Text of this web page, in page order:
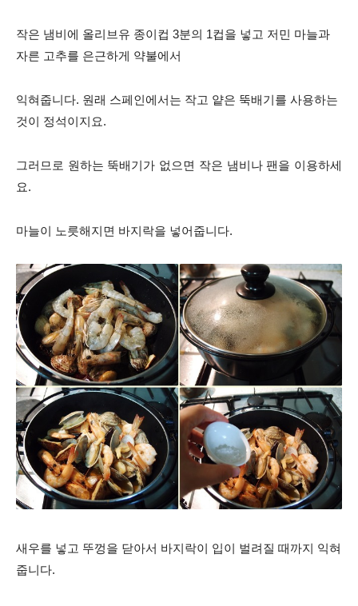
작은 냄비에 올리브유 종이컵 3분의 1컵을 넣고 저민 마늘과
자른 고추를 은근하게 약불에서
익혀 줍니다. 원래 스페인에서는 작고 얕은 뚝배기를 사용하는
것이 정석이지요.
그러므로 원하는 뚝배기가 없으면 작은 냄비나 팬을 이용하세
요.
마늘이 노릇해지면 바지락을 넣어줍니다.
새우를 넣고 뚜껑을 닫아서 바지락이 입이 벌려질 때까지 익혀
줍니다.